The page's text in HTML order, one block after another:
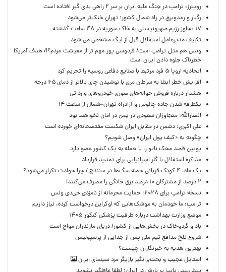
رویترز: ترامپ در جنگ علیه ایران بر سر ۲ راهی بدی گیر افتاده است
رگبار و رعدوبرق در راه شمال کشور؛ تهران خنک‌تر می‌شود
۱۷ تجاوز رژیم صهیونیستی به خاک سوریه در ۴۸ ساعت گذشته
تکلیف مدیرعامل استقلال قبل از لیگ مشخص می شود
ونس هم مثل ترامپ است/ فردوسی پور مهم تر از معیشت مردم؟!/ هدف آمریکا
خطرناک جلوه دادن ایران است
اتحادیه اروپا ۵ فرد مرتبط با صنایع دفاعی روسیه را تحریم کرد
افزایش خطر ابتلا به سرطان مری با نوشیدن چای بالاتر از دمای ۶۵ درجه
هشدار درباره فروش حواله‌های صوری خودروهای وارداتی
یکطرفه شدن جاده چالوس و آزادراه تهران–شمال از ساعت ۱۴
انصارالله: متجاوزان سعودی در یمن در امان نخواهند بود
علی اکبری: دشمن در مقابل ایران شکست مفتضحانه‌ای خورده است
چگونه به «کیف پول ایران» وصل شویم؟
پوتین قصد محک ناتو را با حمله به یک کشور عضو دارد
مذاکره استقلال با گلر اسپانیایی برای تمدید قرارداد
یک ماه، ۴ کودک قربانی حمله سگ‌ها در سنندج / چرا حوادث تکرار می‌شود؟
۲ درصد از مشترکان ۱۰ درصد برق خانگی را مصرف می‌کنند!
نسخه ترامپ برای ۲۰۲۸؛ حمایت محرمانه از نامزدی جی‌دی ونس
ترامپ: ما خودمان به موشک‌هایی که اوکراین درخواست کرده، نیاز داریم
موضع وزارت بهداشت درباره ظرفیت پزشکی کنکور ۱۴۰۵
باد و گردوخاک در بخش‌هایی از کشور/ دریای مازندران مواج است
شروع تلخ مدافع تیم ملی پس از جدایی از پرسپولیس
بهترین هدیه به خبرنگاران چیست؟
استایل عجیب و بحث‌برانگیز بازیگر مرد سینمای ایران